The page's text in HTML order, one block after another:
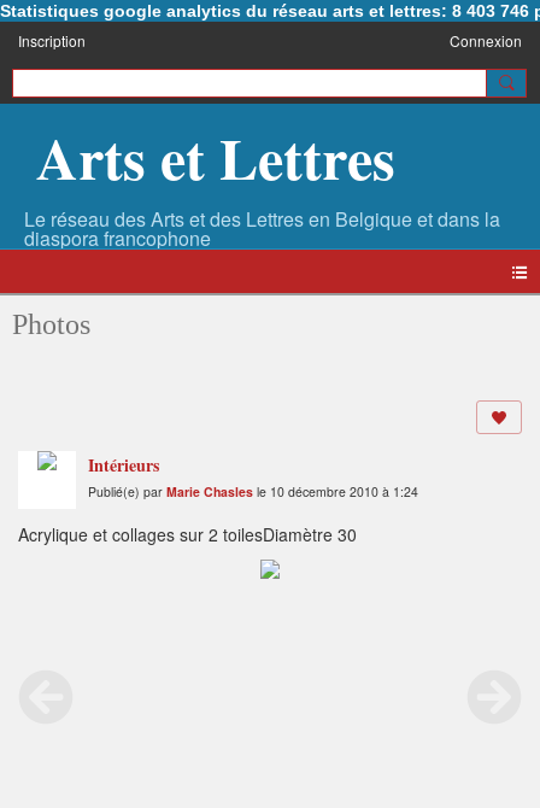
Statistiques google analytics du réseau arts et lettres: 8 403 746
Inscription Connexion
Arts et Lettres
Photos
Intérieurs
Publié(e) par Marie Chasles le 10 décembre 2010 à 1:24
Acrylique et collages sur 2 toilesDiamètre 30